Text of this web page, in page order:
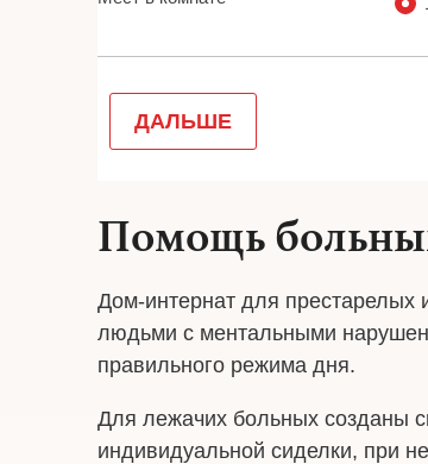
Помощь
Дом-интернат для престарелых
людьми с ментальными
правильного режима дня.
Для лежачих больных созданы
индивидуальной сиделки, при